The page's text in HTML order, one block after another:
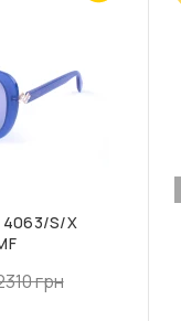
4063/S/X
грн